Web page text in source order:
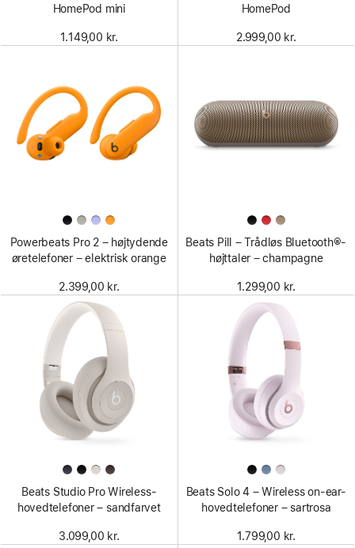
HomePod mini
1.149,00 kr.
HomePod
2.999,00 kr.
Powerbeats Pro 2 – højtydende
øretelefoner – elektrisk orange
2.399,00 kr.
Beats Pill – Trådløs Bluetooth®-
højttaler – champagne
1.299,00 kr.
Beats Studio Pro Wireless-
hovedtelefoner – sandfarvet
3.099,00 kr.
Beats Solo 4 – Wireless on-ear-
hovedtelefoner – sartrosa
1.799,00 kr.